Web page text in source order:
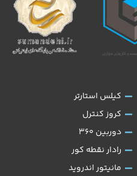
کیلس استارتر
کروز کنترل
دوربین 360
رادار نقطه کور
مانیتور اندروید